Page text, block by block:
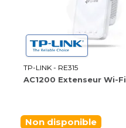
TP-LINK - RE315
AC1200 Extenseur Wi-Fi
Non disponible